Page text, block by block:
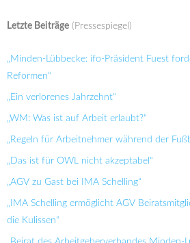
Letzte Beiträge (Pressespiegel)
„Minden-Lübbecke: ifo-Präsident Fuest
Reformen“
„Ein verlorenes Jahrzehnt“
„WM: Was ist auf Arbeit erlaubt?“
„Regeln für Arbeitnehmer während der
„Das ist für OWL nicht akzeptabel“
„AGV zu Gast bei IMA Schelling“
„IMA Schelling ermöglicht AGV
die Kulissen“